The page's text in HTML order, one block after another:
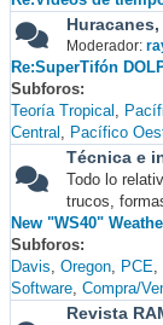
Moderador:
Re:SuperTifón
Subforos
Teoría Tropical
Central
Pacífico
Técnica e
Todo lo
trucos,
New "WS40"
Subforos
Davis Oregon PCE
Software Compra/
Revista